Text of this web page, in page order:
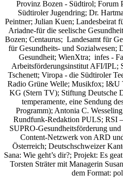
Provinz Bozen - Südtirol; Forum
Südtiroler Jugendring; Dr.
Peintner; Julian Kuen; Landesbeirat
Ariadne-für die seelische
Bozen; Centaurus; Landesamt für
für Gesundheits- und Sozialwesen;
Gesundheit; WienXtra; infes -
Arbeitsförderungsinstitut AFI/IPL;
Tschenett; Viropa - die Südtiroler
Radio Grüne Welle; Musikfox;
KG (Stern TV); Stiftung Deutsche
temperamente, eine Sendung
Programm); Antonia C.
Rundfunk-Redaktion PULS; RSI
SUPRO-Gesundheitsförderung
Content-Netzwerk von ARD
Österreich; Deutschschweizer
Sana: Wie geht’s dir?; Projekt: Es
Torsten Sträter mit Managerin
dem Format: